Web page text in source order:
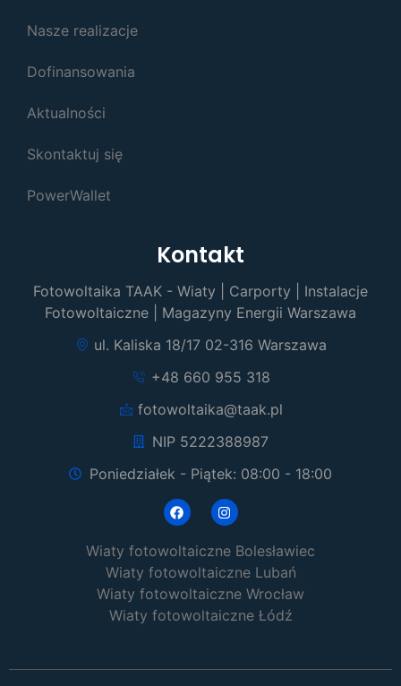
Nasze realizacje
Dofinansowania
Aktualności
Skontaktuj się
PowerWallet
Kontakt
Fotowoltaika TAAK - Wiaty | Carporty | Instalacje
Fotowoltaiczne | Magazyny Energii Warszawa
ul. Kaliska 18/17 02-316 Warszawa
+48 660 955 318
fotowoltaika@taak.pl
NIP 5222388987
Poniedziałek - Piątek: 08:00 - 18:00
Wiaty fotowoltaiczne Bolesławiec
Wiaty fotowoltaiczne Lubań
Wiaty fotowoltaiczne Wrocław
Wiaty fotowoltaiczne Łódź